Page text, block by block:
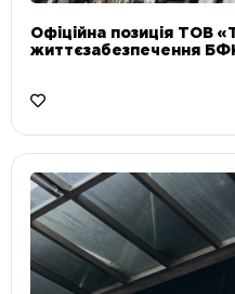
Офіційна позиція ТОВ
життєзабезпечення